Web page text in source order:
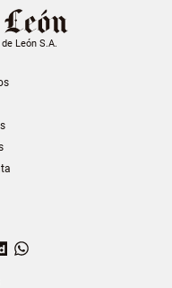
León S.A.
Dailymotion